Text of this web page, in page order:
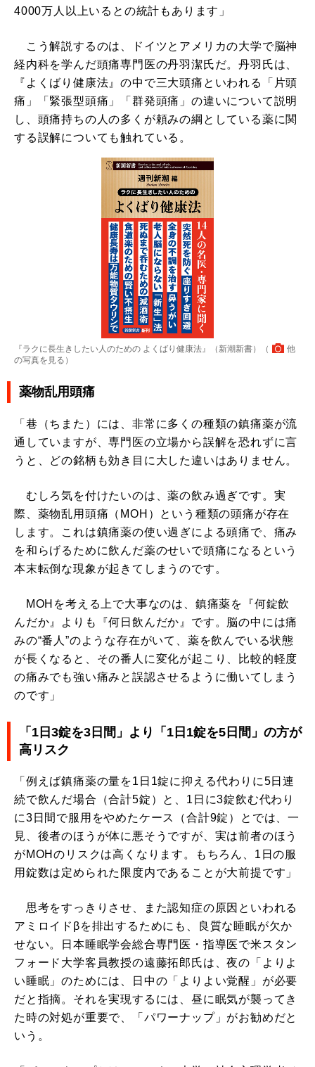
4000万人以上いるとの統計もあります」
こう解説するのは、ドイツとアメリカの大学で脳神
経内科を学んだ頭痛専門医の丹羽潔氏だ。丹羽氏は、
『よくばり健康法』の中で三大頭痛といわれる「片頭
痛」「緊張型頭痛」「群発頭痛」の違いについて説明
し、頭痛持ちの人の多くが頼みの綱としている薬に関
する誤解についても触れている。
『ラクに長生きしたい人のための よくばり健康法』（新潮新書）（
他
の写真を見る ）
薬物乱用頭痛
「巷（ちまた）には、非常に多くの種類の鎮痛薬が流
通していますが、専門医の立場から誤解を恐れずに言
うと、どの銘柄も効き目に大した違いはありません。
むしろ気を付けたいのは、薬の飲み過ぎです。実
際、薬物乱用頭痛（MOH）という種類の頭痛が存在
します。これは鎮痛薬の使い過ぎによる頭痛で、痛み
を和らげるために飲んだ薬のせいで頭痛になるという
本末転倒な現象が起きてしまうのです。
MOHを考える上で大事なのは、鎮痛薬を『何錠飲
んだか』よりも『何日飲んだか』です。脳の中には痛
みの“番人”のような存在がいて、薬を飲んでいる状態
が長くなると、その番人に変化が起こり、比較的軽度
の痛みでも強い痛みと誤認させるように働いてしまう
のです」
「1日3錠を3日間」より「1日1錠を5日間」の方が
高リスク
「例えば鎮痛薬の量を1日1錠に抑える代わりに5日連
続で飲んだ場合（合計5錠）と、1日に3錠飲む代わり
に3日間で服用をやめたケース（合計9錠）とでは、一
見、後者のほうが体に悪そうですが、実は前者のほう
がMOHのリスクは高くなります。もちろん、1日の服
用錠数は定められた限度内であることが大前提です」
思考をすっきりさせ、また認知症の原因といわれる
アミロイドβを排出するためにも、良質な睡眠が欠か
せない。日本睡眠学会総合専門医・指導医で米スタン
フォード大学客員教授の遠藤拓郎氏は、夜の「よりよ
い睡眠」のためには、日中の「よりよい覚醒」が必要
だと指摘。それを実現するには、昼に眠気が襲ってき
た時の対処が重要で、「パワーナップ」がお勧めだと
いう。